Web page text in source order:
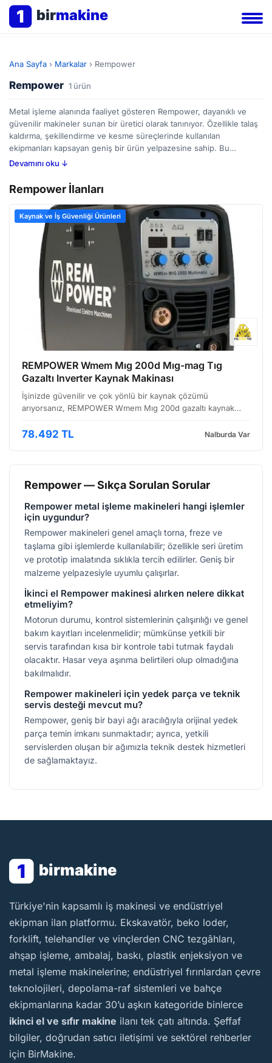
1 birmakine
Ana Sayfa › Markalar › Rempower
Rempower 1 ürün
Metal işleme alanında faaliyet gösteren Rempower, dayanıklı ve
güvenilir makineler sunan bir üretici olarak tanınıyor. Özellikle talaş
kaldırma, şekillendirme ve kesme süreçlerinde kullanılan
ekipmanları kapsayan geniş bir ürün yelpazesine sahip. Bu
makinalar; otomotivden havacılığa, metal mobilyadan inşaat
tercih ediliyor. Metal işleme makineleri satın alanlar dayanıklılık,
hassasiyet ve bakım kolaylığı gibi özelliklere dikkat etmeli.
Rempower'ın BirMakine üzerindeki ilanlarını inceleyerek,
ihtiyaçlarınıza uygun seçenekleri karşılaştırabilir ve metal işleme
operasyonlarınız için doğru ekipmanı bulabilirsiniz.
Devamını oku ↓
Rempower İlanları
Kaynak ve İş Güvenliği Ürünleri
REMPOWER Wmem Mıg 200d Mıg-mag Tıg
Gazaltı Inverter Kaynak Makinası
İşinizde güvenilir ve çok yönlü bir kaynak çözümü
arıyorsanız, REMPOWER Wmem Mıg 200d gazaltı kaynak
kaynak makinesi, hem profesyonel tamir atölyeleri hem de
78.492 TL Nalburda Var
Rempower — Sıkça Sorulan Sorular
Rempower metal işleme makineleri hangi işlemler
için uygundur?
Rempower makineleri genel amaçlı torna, freze ve
taşlama gibi işlemlerde kullanılabilir; özellikle seri üretim
ve prototip imalatında sıklıkla tercih edilirler. Geniş bir
malzeme yelpazesiyle uyumlu çalışırlar.
İkinci el Rempower makinesi alırken nelere dikkat
etmeliyim?
Motorun durumu, kontrol sistemlerinin çalışırılığı ve genel
bakım kayıtları incelenmelidir; mümkünse yetkili bir
servis tarafından kısa bir kontrole tabi tutmak faydalı
olacaktır. Hasar veya aşınma belirtileri olup olmadığına
bakılmalıdır.
Rempower makineleri için yedek parça ve teknik
servis desteği mevcut mu?
Rempower, geniş bir bayi ağı aracılığıyla orijinal yedek
parça temin imkanı sunmaktadır; ayrıca, yetkili
servislerden oluşan bir ağımızla teknik destek hizmetleri
de sağlamaktayız.
1 birmakine
BirMakine
Türkiye'nin kapsamlı iş makinesi ve endüstriyel
ekipman ilan platformu. Ekskavatör, beko loder,
forklift, telehandler ve vinçlerden CNC tezgâhları,
ahşap işleme, ambalaj, baskı, plastik enjeksiyon ve
metal işleme makinelerine; endüstriyel fırınlardan çevre
teknolojileri, depolama-raf sistemleri ve bahçe
ekipmanlarına kadar 30’u aşkın kategoride binlerce
ikinci el ve sıfır makine ilanı tek çatı altında. Şeffaf
bilgiler, doğrudan satıcı iletişimi ve sektörel rehberler
için BirMakine.